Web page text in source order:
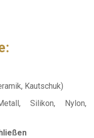
Kautschuk)
Silikon, Nylon,